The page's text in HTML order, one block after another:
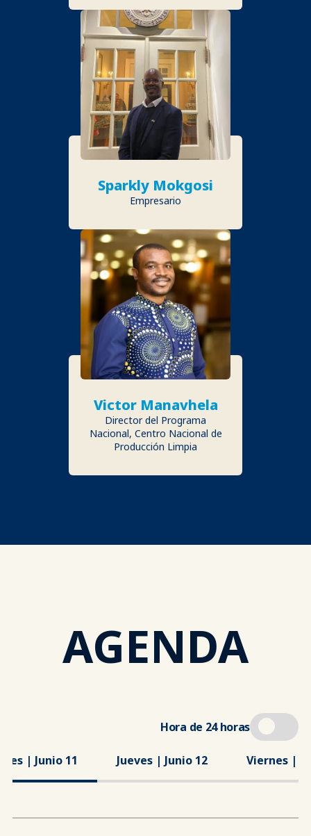
Sparkly Mokgosi
Empresario
Victor Manavhela
Director del Programa
Nacional, Centro Nacional de
Producción Limpia
AGENDA
Hora de 24 horas
| Junio 11 Jueves | Junio 12 Viernes |